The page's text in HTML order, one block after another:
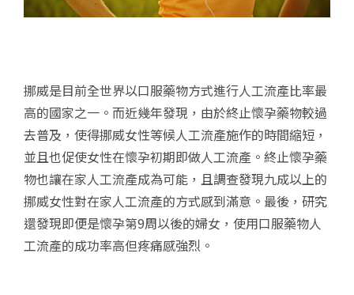
挪威是目前全世界以口服藥物方式進行人工流產比率最
高的國家之一。而近幾年發現，由於終止懷孕藥物較過
去普及，使得挪威女性等候人工流產施作的時間縮短，
並且也促使女性在懷孕初期即做人工流產。終止懷孕藥
物也讓在家人工流產成為可能，且調查發現九成以上的
挪威女性對在家人工流產的方式感到滿意。最後，研究
還發現即便是懷孕第9周以後的婦女，使用口服藥物人
工流產的成功率高但疼痛感強烈。